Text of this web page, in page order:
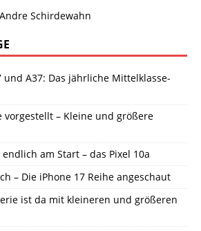
und A37: Das jährliche Mittelklasse-
vorgestellt – Kleine und größere
am Start – das Pixel 10a
– Die iPhone 17 Reihe angeschaut
ist da mit kleineren und größeren